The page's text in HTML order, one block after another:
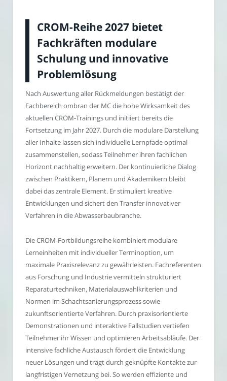
CROM-Reihe 2027 bietet
Fachkräften modulare
Schulung und innovative
Problemlösung
Nach Auswertung aller Rückmeldungen bestätigt der
Fachbereich ombran der MC die hohe Wirksamkeit des
aktuellen CROM-Trainings und initiiert bereits die
Fortsetzung im Jahr 2027. Durch die modulare Darstellung
aller Inhalte lassen sich individuelle Lernpfade optimal
zusammenstellen, sodass Teilnehmer ihren fachlichen
Horizont nachhaltig erweitern. Der kontinuierliche Dialog
zwischen Praktikern, Planern und Akademikern bleibt
dabei das zentrale Element. Er stimuliert kreative
Entwicklungen und sichert den Transfer innovativer
Verfahren in die Abwasserbaubranche.
Die CROM-Fortbildungsreihe kombiniert modulare
Lerneinheiten mit individueller Terminoption, um
maximale Praxisrelevanz zu gewährleisten. Fachreferenten
aus Forschung und Industrie vermitteln strukturiert
Reparaturtechniken, Materialauswahlkriterien und
Normen im Schachtsanierungsprozess sowie
zukunftsorientierte Verfahren. Durch praxisorientierte
Demonstrationen und interaktive Fallstudien vertiefen
Teilnehmer ihr Wissen und optimieren Arbeitsabläufe. Der
intensive fachliche Austausch fördert die Entwicklung
neuer Lösungen und trägt durch geknüpfte Kontakte zur
langfristigen Vernetzung bei. So werden effiziente und